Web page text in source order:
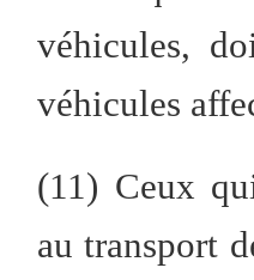
véhicules,
véhicules
(11) Ceux
au transport